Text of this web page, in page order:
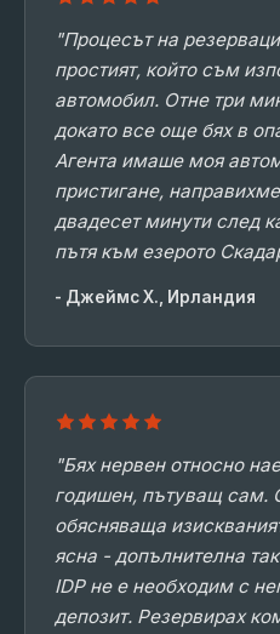
"Процесът на
простият, който съм
автомобил. Отне три
докато все още бях в
Агента имаше моя
пристигане,
двадесет минути след
пътя към езерото
- Джеймс Х., Ирландия
"Бях нервен относно
годишен, пътуващ сам.
обясняваща
ясна - допълнителна
IDP не е необходим с
депозит. Резервирах